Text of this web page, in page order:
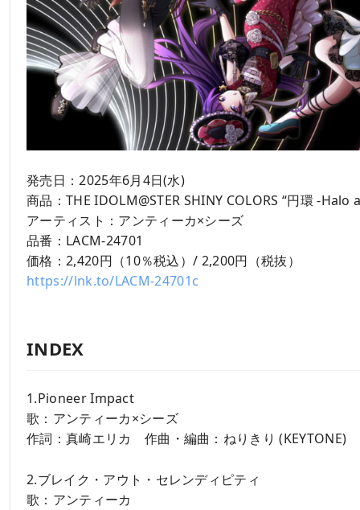
発売日：2025年6月4日(水)
商品：THE IDOLM@STER SHINY COLORS “円環 -Halo
アーティスト：アンティーカ×シーズ
品番：LACM-24701
価格：2,420円（10％税込）/ 2,200円（税抜）
https://lnk.to/LACM-24701c
INDEX
1.Pioneer Impact
歌：アンティーカ×シーズ
作詞：真崎エリカ 作曲・編曲：ねりきり (KEYTONE)
2.ブレイク・アウト・セレンディピティ
歌：アンティーカ